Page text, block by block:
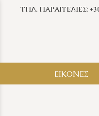
ΤΗΛ. ΠΑΡΑΓΓΕΛΙΕΣ:
ΕΙΚΟΝΕΣ